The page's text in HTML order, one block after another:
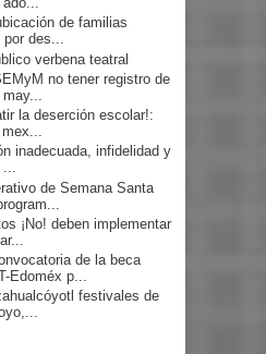
de familias
por des...
verbena teatral
no tener registro de
la deserción escolar!:
inadecuada, infidelidad y
...
de Semana Santa
¡No! deben implementar
de la beca
Edoméx p...
festivales de